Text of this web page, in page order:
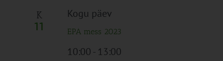
K
11
Kogu päev
EPA mess 2023
10:00- 13:00